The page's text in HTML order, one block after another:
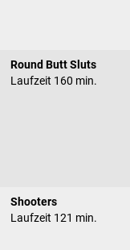
Round Butt Sluts
Laufzeit 160 min.
Shooters
Laufzeit 121 min.